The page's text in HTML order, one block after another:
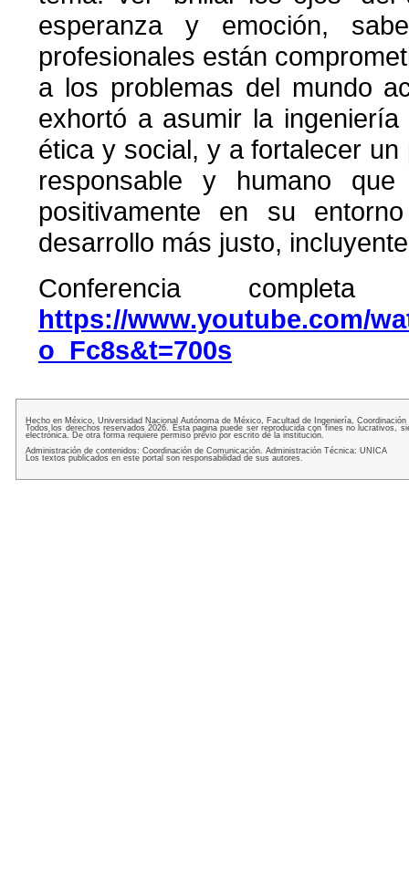
esperanza y emoción,
profesionales están
a los problemas del mundo
exhortó a asumir la
ética y social, y a fortalecer
responsable y humano
positivamente en su
desarrollo más justo,
Conferencia
https://www.youtube.com/
o_Fc8s&t=700s
Hecho en México, Universidad Nacional Autónoma de México, Facultad de Ingeniería,
Todos los derechos reservados 2026. Esta pagina puede ser reproducida con fines no lucrativos,
electrónica. De otra forma requiere permiso previo por escrito de la institución.
Administración de contenidos: Coordinación de Comunicación. Administración Técnica: UNICA
Los textos publicados en este portal son responsabilidad de sus autores.